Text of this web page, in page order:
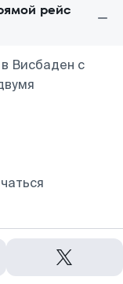
рейс
Висбаден с